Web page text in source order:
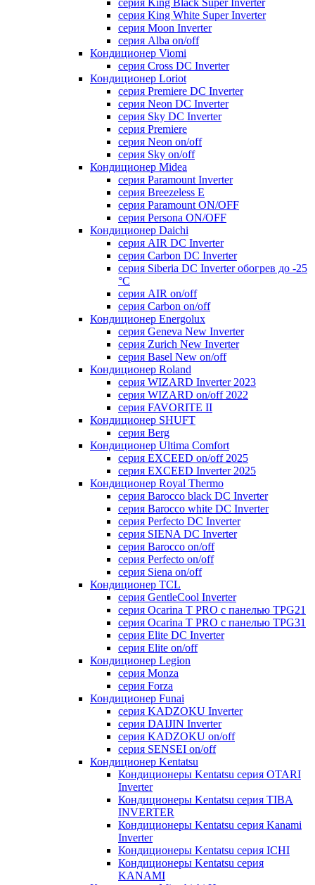
серия King Black Super Inverter
серия King White Super Inverter
серия Moon Inverter
серия Alba on/off
Кондиционер Viomi
серия Cross DC Inverter
Кондиционер Loriot
серия Premiere DC Inverter
серия Neon DC Inverter
серия Sky DC Inverter
серия Premiere
серия Neon on/off
серия Sky on/off
Кондиционер Midea
серия Paramount Inverter
серия Breezeless E
серия Paramount ON/OFF
серия Persona ON/OFF
Кондиционер Daichi
серия AIR DC Inverter
серия Carbon DC Inverter
серия Siberia DC Inverter обогрев до -25
°С
серия AIR on/off
серия Carbon on/off
Кондиционер Energolux
серия Geneva New Inverter
серия Zurich New Inverter
серия Basel New on/off
Кондиционер Roland
серия WIZARD Inverter 2023
серия WIZARD on/off 2022
серия FAVORITE II
Кондиционер SHUFT
серия Berg
Кондиционер Ultima Comfort
серия EXCEED on/off 2025
серия EXCEED Inverter 2025
Кондиционер Royal Thermo
серия Barocco black DC Inverter
серия Barocco white DC Inverter
серия Perfecto DC Inverter
серия SIENA DC Inverter
серия Barocco on/off
серия Perfecto on/off
серия Siena on/off
Кондиционер TCL
серия GentleCool Inverter
серия Ocarina T PRO c панелью TPG21
серия Ocarina T PRO c панелью TPG31
серия Elite DC Inverter
серия Elite on/off
Кондиционер Legion
серия Monza
серия Forza
Кондиционер Funai
серия KADZOKU Inverter
серия DAIJIN Inverter
серия KADZOKU on/off
серия SENSEI on/off
Кондиционер Kentatsu
Кондиционеры Kentatsu серия OTARI
Inverter
Кондиционеры Kentatsu серия TIBA
INVERTER
Кондиционеры Kentatsu серия Kanami
Inverter
Кондиционеры Kentatsu серия ICHI
Кондиционеры Kentatsu серия
KANAMI